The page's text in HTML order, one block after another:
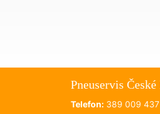
Pneuservis
Telefon: 389 009 437